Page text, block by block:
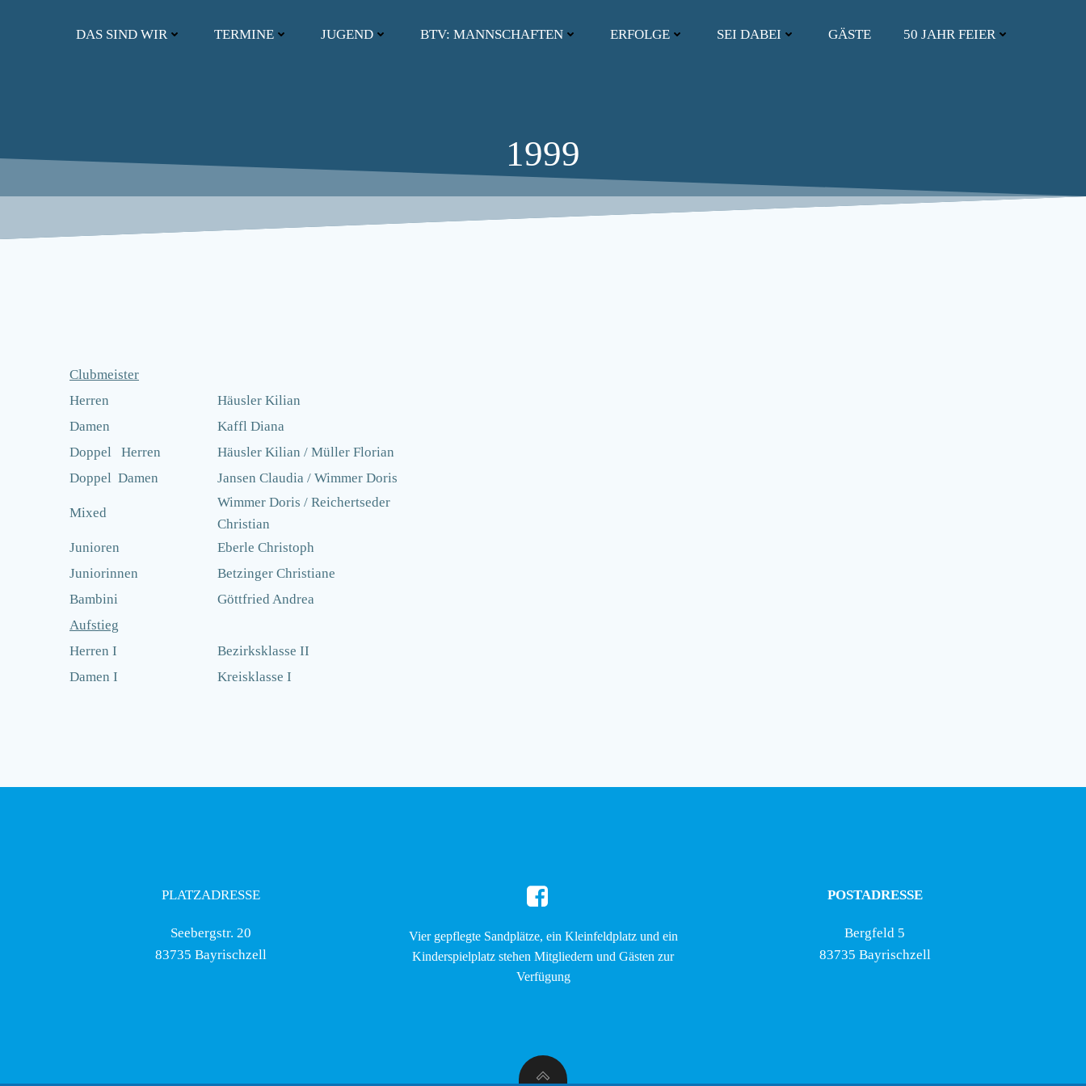
DAS SIND WIR TERMINE JUGEND BTV: MANNSCHAFTEN ERFOLGE SEI DABEI GÄSTE 50 JAHR FEIER
1999
Clubmeister
Herren
Häusler Kilian
Damen
Kaffl Diana
Doppel Herren
Häusler Kilian / Müller Florian
Doppel Damen
Jansen Claudia / Wimmer Doris
Mixed
Wimmer Doris / Reichertseder
Christian
Junioren
Eberle Christoph
Juniorinnen
Betzinger Christiane
Bambini
Göttfried Andrea
Aufstieg
Herren I
Bezirksklasse II
Damen I
Kreisklasse I
PLATZADRESSE
Seebergstr. 20
83735 Bayrischzell
Vier gepflegte Sandplätze, ein Kleinfeldplatz und ein
Kinderspielplatz stehen Mitgliedern und Gästen zur
Verfügung
POSTADRESSE
Bergfeld 5
83735 Bayrischzell